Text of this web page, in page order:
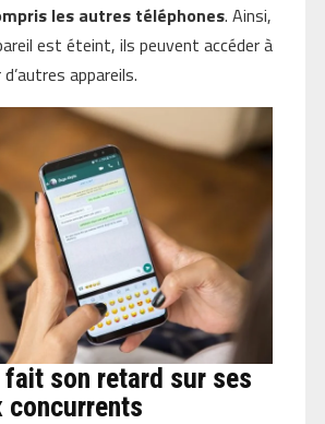
les autres téléphones. Ainsi,
est éteint, ils peuvent accéder à
appareils.
fait son retard sur ses
concurrents